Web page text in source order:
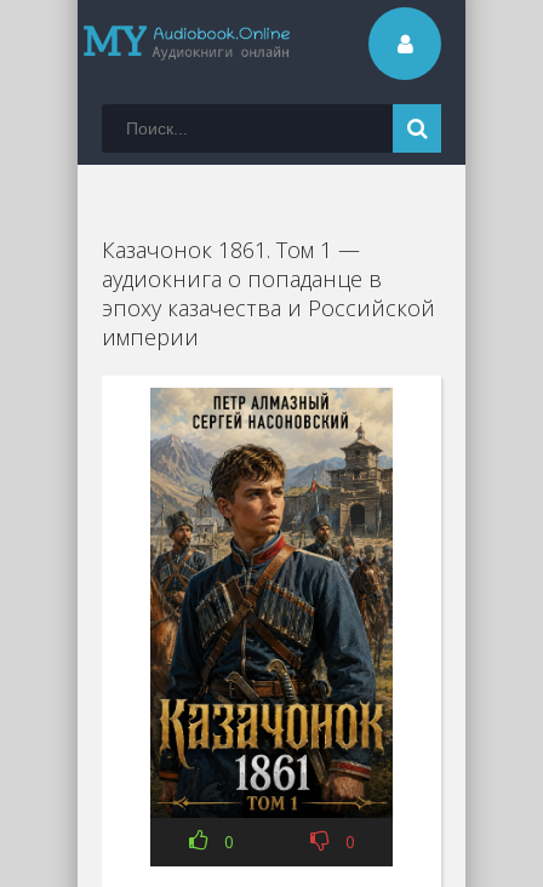
Казачонок 1861. Том 1 —
аудиокнига о попаданце в
эпоху казачества и Российской
империи
0 0